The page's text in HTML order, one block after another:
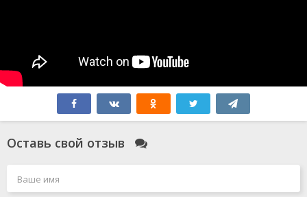
Оставь свой отзыв